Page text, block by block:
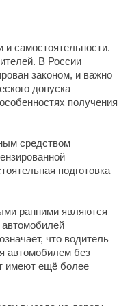
и самостоятельности.
В России
законом, и важно
допуска
получения
средством
подготовка
ранними являются
что водитель
автомобилем без
имеют ещё более